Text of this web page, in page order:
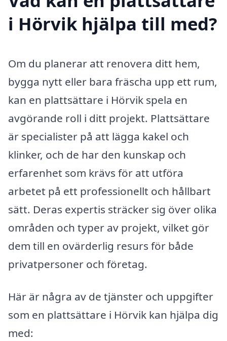
i Hörvik hjälpa till med?
Om du planerar att renovera ditt hem,
bygga nytt eller bara fräscha upp ett rum,
kan en plattsättare i Hörvik spela en
avgörande roll i ditt projekt. Plattsättare
är specialister på att lägga kakel och
klinker, och de har den kunskap och
erfarenhet som krävs för att utföra
arbetet på ett professionellt och hållbart
sätt. Deras expertis sträcker sig över olika
områden och typer av projekt, vilket gör
dem till en ovärderlig resurs för både
privatpersoner och företag.
Här är några av de tjänster och uppgifter
som en plattsättare i Hörvik kan hjälpa dig
med: